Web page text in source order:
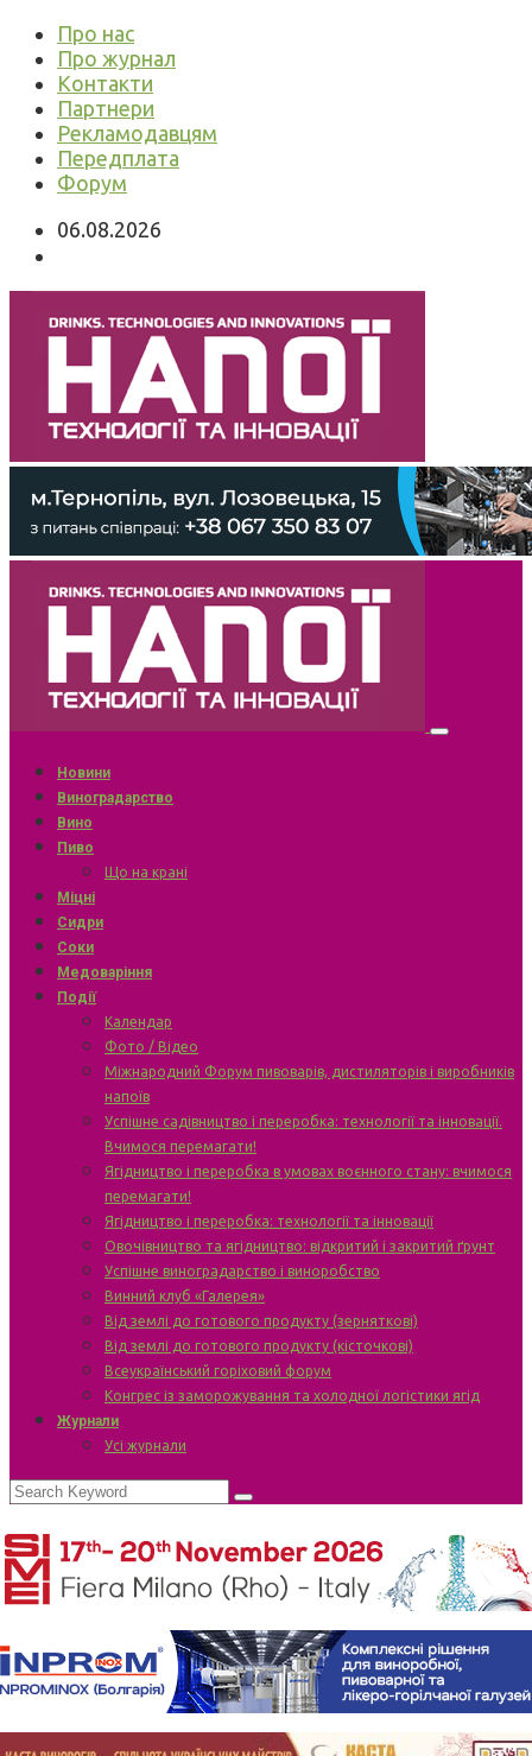
Про нас
Про журнал
Контакти
Партнери
Рекламодавцям
Передплата
Форум
06.08.2026
Новини
Виноградарство
Вино
Пиво
Що на крані
Міцні
Сидри
Соки
Медоваріння
Події
Календар
Фото / Відео
Міжнародний Форум пивоварів, дистиляторів і виробників
напоїв
Успішне садівництво і переробка: технології та інновації.
Вчимося перемагати!
Ягідництво і переробка в умовах воєнного стану: вчимося
перемагати!
Ягідництво і переробка: технології та інновації
Овочівництво та ягідництво: відкритий і закритий ґрунт
Успішне виноградарство і виноробство
Винний клуб «Галерея»
Від землі до готового продукту (зерняткові)
Від землі до готового продукту (кісточкові)
Всеукраїнський горіховий форум
Конгрес із заморожування та холодної логістики ягід
Журнали
Усі журнали